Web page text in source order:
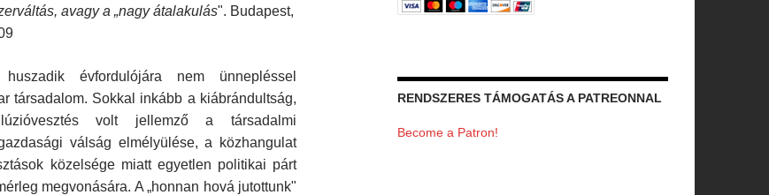
avagy a „nagy átalakulás". Budapest,
évfordulójára nem ünnepléssel
társadalom. Sokkal inkább a kiábrándultság,
volt jellemző a társadalmi
válság elmélyülése, a közhangulat
közelsége miatt egyetlen politikai párt
megvonására. A „honnan hová jutottunk"
RENDSZERES TÁMOGATÁS A PATREONNAL
Become a Patron!